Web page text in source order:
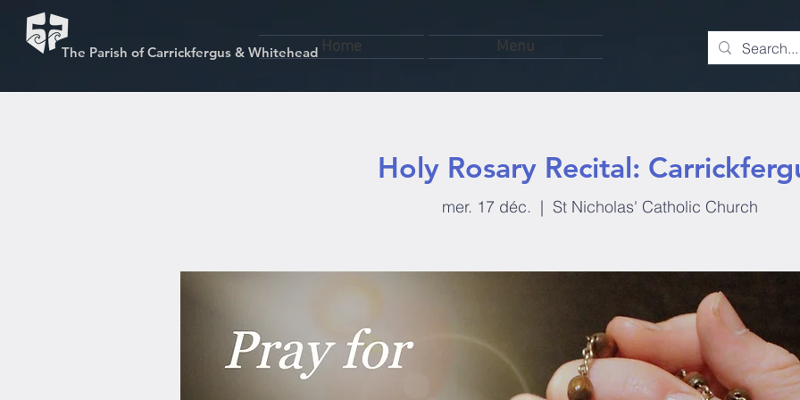
The Parish of Carrickfergus & Whitehead Home Menu
Holy Rosary Recital:
mer. 17 déc.
  |
St Nicholas' Catholic Church